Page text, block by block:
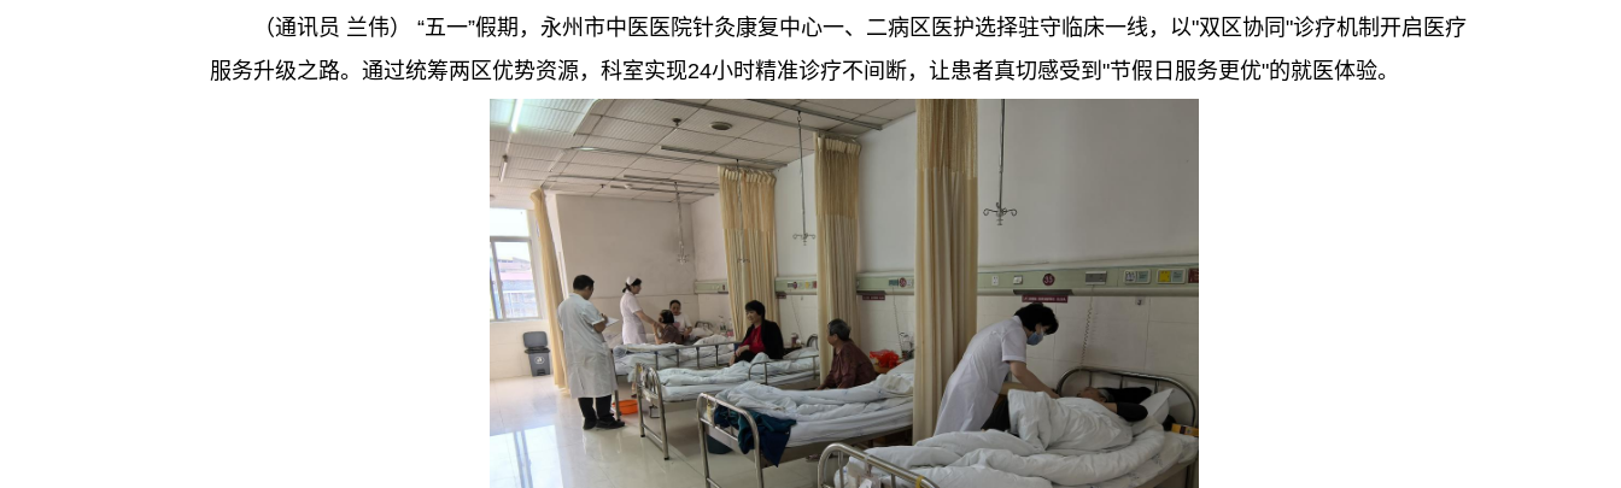
（通讯员 兰伟） “五一”假期，永州市中医医院针灸康复中心一、二病区医护选择驻守临床一线，以"双区协同"诊疗机制开启医疗
服务升级之路。通过统筹两区优势资源，科室实现24小时精准诊疗不间断，让患者真切感受到"节假日服务更优"的就医体验。